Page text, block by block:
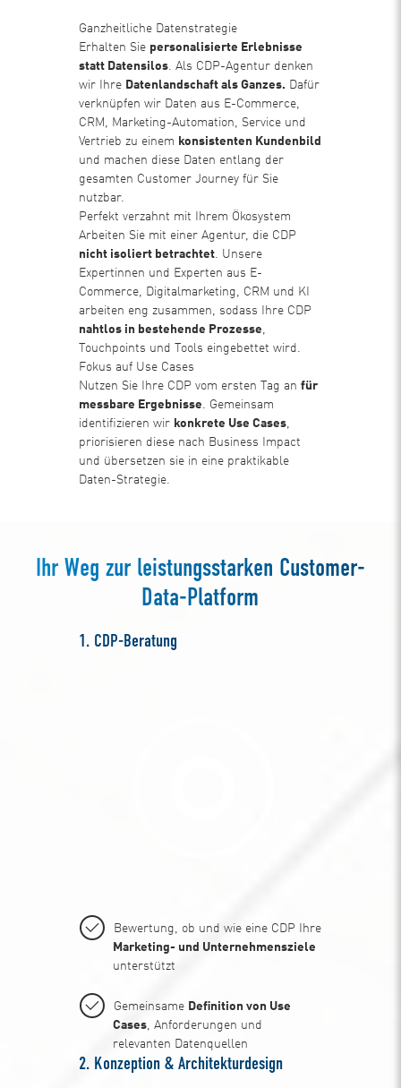
Ganzheitliche Datenstrategie
Erhalten Sie personalisierte Erlebnisse
statt Datensilos. Als CDP-Agentur denken
wir Ihre Datenlandschaft als Ganzes. Dafür
verknüpfen wir Daten aus E-Commerce,
CRM, Marketing-Automation, Service und
Vertrieb zu einem konsistenten Kundenbild
und machen diese Daten entlang der
gesamten Customer Journey für Sie
nutzbar.
Perfekt verzahnt mit Ihrem Ökosystem
Arbeiten Sie mit einer Agentur, die CDP
nicht isoliert betrachtet. Unsere
Expertinnen und Experten aus E-
Commerce, Digitalmarketing, CRM und KI
arbeiten eng zusammen, sodass Ihre CDP
nahtlos in bestehende Prozesse,
Touchpoints und Tools eingebettet wird.
Fokus auf Use Cases
Nutzen Sie Ihre CDP vom ersten Tag an für
messbare Ergebnisse. Gemeinsam
identifizieren wir konkrete Use Cases,
priorisieren diese nach Business Impact
und übersetzen sie in eine praktikable
Daten-Strategie.
Ihr Weg zur leistungsstarken Customer-
Data-Platform
1. CDP-Beratung
Bewertung, ob und wie eine CDP Ihre
Marketing- und Unternehmensziele
unterstützt
Gemeinsame Definition von Use
Cases, Anforderungen und
relevanten Datenquellen
2. Konzeption & Architekturdesign